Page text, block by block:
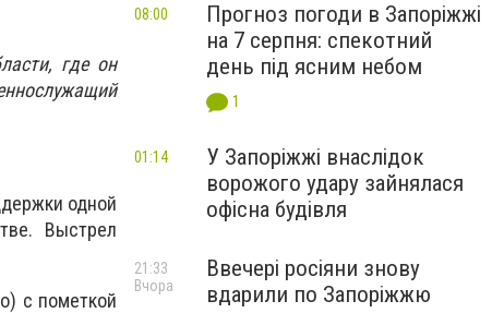
где он
одной
Выстрел
с пометкой
Прогноз погоди в Запоріжжі
на 7 серпня: спекотний
день під ясним небом
1
08:00
У Запоріжжі внаслідок
ворожого удару зайнялася
офісна будівля
01:14
Ввечері росіяни знову
вдарили по Запоріжжю
21:33
Вчора